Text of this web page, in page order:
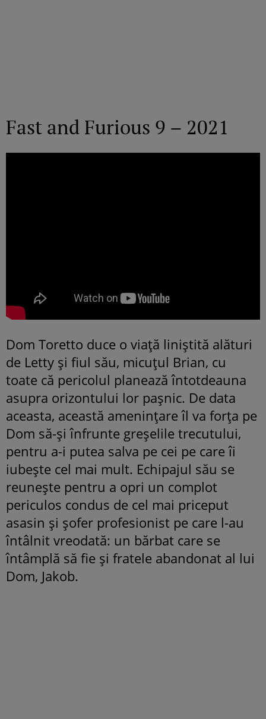
Fast and Furious 9 – 2021
Dom Toretto duce o viață liniștită alături
de Letty și fiul său, micuțul Brian, cu
toate că pericolul planează întotdeauna
asupra orizontului lor pașnic. De data
aceasta, această amenințare îl va forța pe
Dom să-și înfrunte greșelile trecutului,
pentru a-i putea salva pe cei pe care îi
iubește cel mai mult. Echipajul său se
reunește pentru a opri un complot
periculos condus de cel mai priceput
asasin și șofer profesionist pe care l-au
întâlnit vreodată: un bărbat care se
întâmplă să fie și fratele abandonat al lui
Dom, Jakob.